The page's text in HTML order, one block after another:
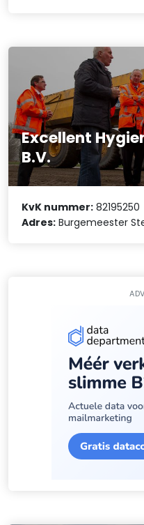
Excellent
B.V.
KvK nummer: 82195250
Adres: Burgemeester